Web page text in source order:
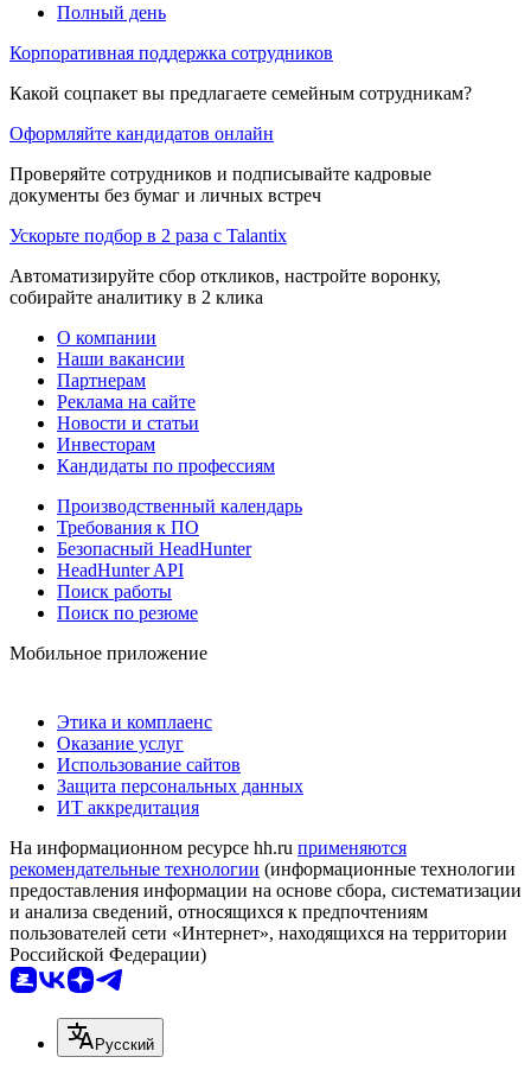
Полный день
Корпоративная поддержка сотрудников
Какой соцпакет вы предлагаете семейным сотрудникам?
Оформляйте кандидатов онлайн
Проверяйте сотрудников и подписывайте кадровые
документы без бумаг и личных встреч
Ускорьте подбор в 2 раза с Talantix
Автоматизируйте сбор откликов, настройте воронку,
собирайте аналитику в 2 клика
О компании
Наши вакансии
Партнерам
Реклама на сайте
Новости и статьи
Инвесторам
Кандидаты по профессиям
Производственный календарь
Требования к ПО
Безопасный HeadHunter
HeadHunter API
Поиск работы
Поиск по резюме
Мобильное приложение
Этика и комплаенс
Оказание услуг
Использование сайтов
Защита персональных данных
ИТ аккредитация
На информационном ресурсе hh.ru применяются
рекомендательные технологии (информационные технологии
предоставления информации на основе сбора, систематизации
и анализа сведений, относящихся к предпочтениям
пользователей сети «Интернет», находящихся на территории
Российской Федерации)
Русский